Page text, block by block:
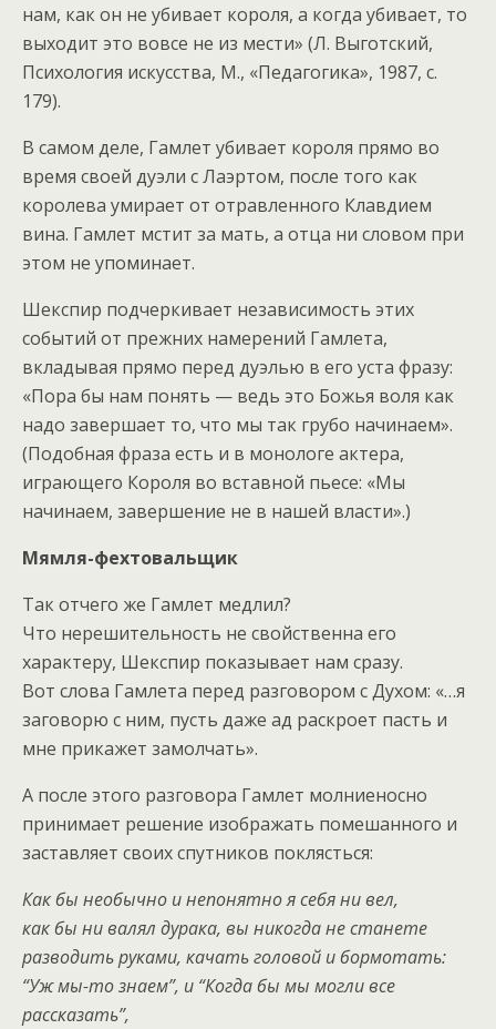
нам, как он не убивает короля, а когда убивает, то
выходит это вовсе не из мести» (Л. Выготский,
Психология искусства, М., «Педагогика», 1987, с.
179).
В самом деле, Гамлет убивает короля прямо во
время своей дуэли с Лаэртом, после того как
королева умирает от отравленного Клавдием
вина. Гамлет мстит за мать, а отца ни словом при
этом не упоминает.
Шекспир подчеркивает независимость этих
событий от прежних намерений Гамлета,
вкладывая прямо перед дуэлью в его уста фразу:
«Пора бы нам понять — ведь это Божья воля как
надо завершает то, что мы так грубо начинаем».
(Подобная фраза есть и в монологе актера,
играющего Короля во вставной пьесе: «Мы
начинаем, завершение не в нашей власти».)
Мямля-фехтовальщик
Так отчего же Гамлет медлил?
Что нерешительность не свойственна его
характеру, Шекспир показывает нам сразу.
Вот слова Гамлета перед разговором с Духом: «…я
заговорю с ним, пусть даже ад раскроет пасть и
мне прикажет замолчать».
А после этого разговора Гамлет молниеносно
принимает решение изображать помешанного и
заставляет своих спутников поклясться:
Как бы необычно и непонятно я себя ни вел,
как бы ни валял дурака, вы никогда не станете
разводить руками, качать головой и бормотать:
“Уж мы-то знаем”, и “Когда бы мы могли все
рассказать”,